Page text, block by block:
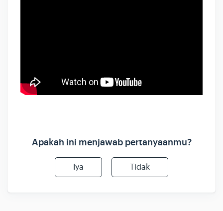
Apakah ini menjawab pertanyaanmu?
Iya Tidak